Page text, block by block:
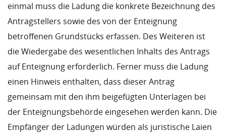
einmal muss die Ladung die konkrete Bezeichnung des
Antragstellers sowie des von der Enteignung
betroffenen Grundstücks erfassen. Des Weiteren ist
die Wiedergabe des wesentlichen Inhalts des Antrags
auf Enteignung erforderlich. Ferner muss die Ladung
einen Hinweis enthalten, dass dieser Antrag
gemeinsam mit den ihm beigefügten Unterlagen bei
der Enteignungsbehörde eingesehen werden kann. Die
Empfänger der Ladungen würden als juristische Laien